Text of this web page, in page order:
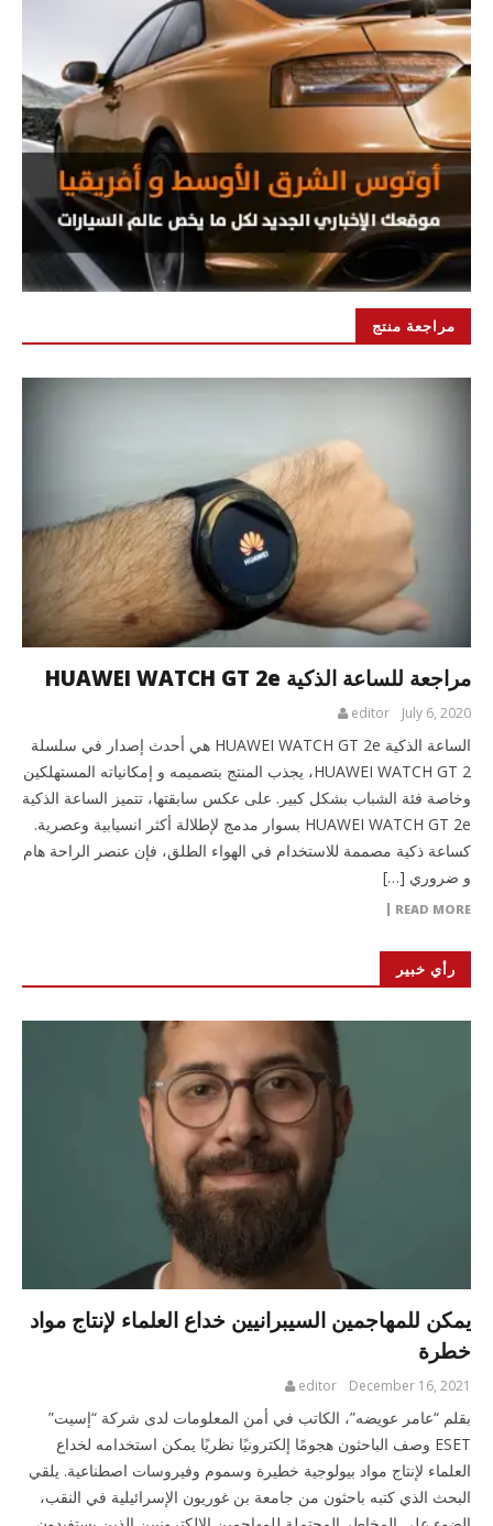
مراجعة منتج
مراجعة للساعة الذكية HUAWEI WATCH GT 2e
July 6, 2020
editor
الساعة الذكية HUAWEI WATCH GT 2e هي أحدث إصدار في سلسلة
HUAWEI WATCH GT 2، يجذب المنتج بتصميمه و إمكانياته المستهلكين
وخاصة فئة الشباب بشكل كبير. على عكس سابقتها، تتميز الساعة الذكية
HUAWEI WATCH GT 2e بسوار مدمج لإطلالة أكثر انسيابية وعصرية.
كساعة ذكية مصممة للاستخدام في الهواء الطلق، فإن عنصر الراحة هام
و ضروري […]
READ MORE
رأي خبير
يمكن للمهاجمين السيبرانيين خداع العلماء لإنتاج مواد
خطرة
December 16, 2021
editor
بقلم “عامر عويضه”، الكاتب في أمن المعلومات لدى شركة “إسيت”
ESET وصف الباحثون هجومًا إلكترونيًا نظريًا يمكن استخدامه لخداع
العلماء لإنتاج مواد بيولوجية خطيرة وسموم وفيروسات اصطناعية. يلقي
البحث الذي كتبه باحثون من جامعة بن غوريون الإسرائيلية في النقب،